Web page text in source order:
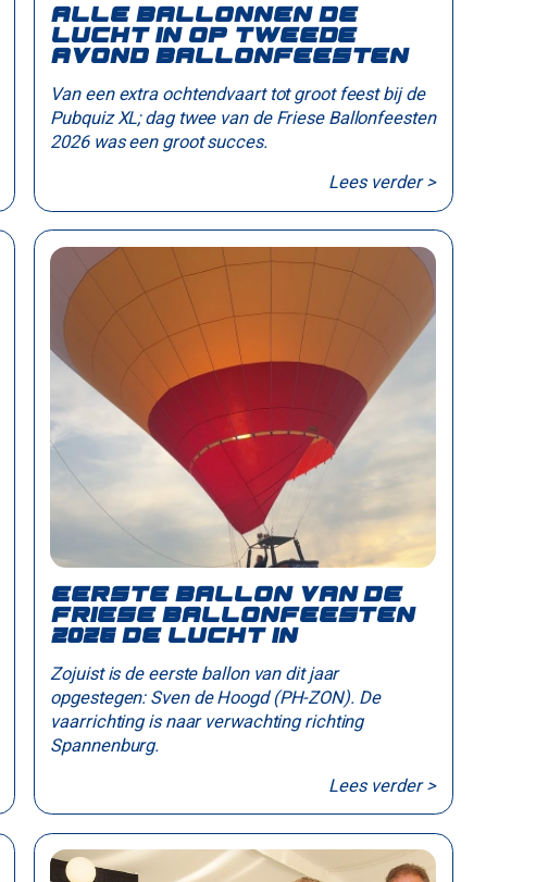
Alle ballonnen de
lucht in op tweede
avond Ballonfeesten
Van een extra ochtendvaart tot groot feest bij de
Pubquiz XL; dag twee van de Friese Ballonfeesten
2026 was een groot succes.
Lees verder >
Eerste ballon van de
Friese Ballonfeesten
2026 de lucht in
Zojuist is de eerste ballon van dit jaar
opgestegen: Sven de Hoogd (PH-ZON). De
vaarrichting is naar verwachting richting
Spannenburg.
Lees verder >